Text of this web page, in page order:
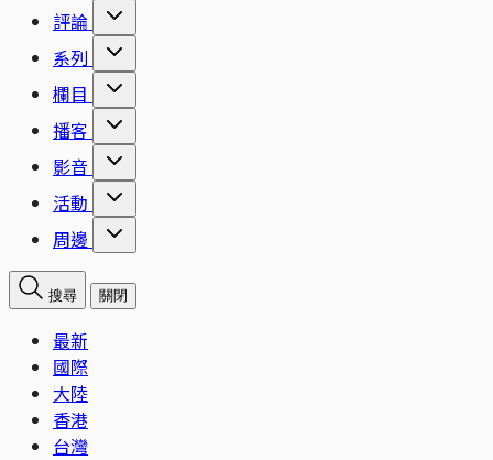
評論
系列
欄目
播客
影音
活動
周邊
搜尋 關閉
最新
國際
大陸
香港
台灣